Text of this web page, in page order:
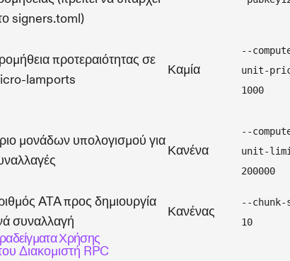
signers.toml)
προτεραιότητας σε
lamports
Καμία
--
unit-
1000
μονάδων υπολογισμού για
Κανένα
--
unit-
200000
ATA προς δημιουργία
συναλλαγή
Κανένας
--chunk-
10
Χρήσης
Διακομιστή RPC